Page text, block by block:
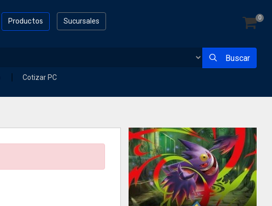
Sucursales
Productos 0
Buscar
Cotizar PC